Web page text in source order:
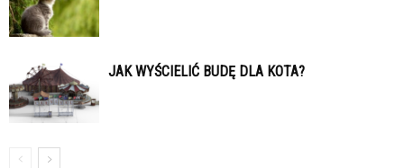
JAK WYŚCIELIĆ BUDĘ DLA KOTA?